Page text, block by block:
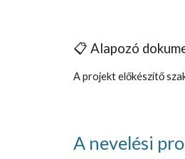
📋 Alapozó
A projekt előkészítő
A nevelési